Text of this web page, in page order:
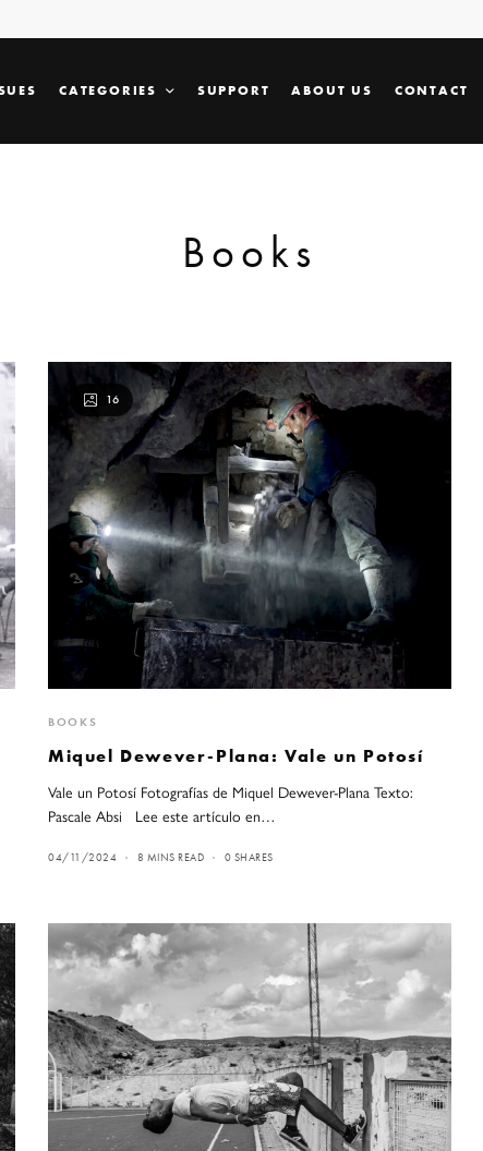
CATEGORIES SUPPORT ABOUT US CONTACT
Books
16
BOOKS
Miquel Dewever-Plana: Vale un Potosí
Vale un Potosí Fotografías de Miquel Dewever-Plana Texto:
Pascale Absi Lee este artículo en…
04/11/2024 8 MINS READ 0 SHARES